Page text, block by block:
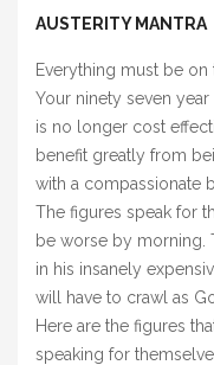
AUSTERITY MANTRA
Everything must be on
Your ninety seven
is no longer cost
benefit greatly from
with a compassionate
The figures speak for
be worse by morning.
in his insanely
will have to crawl as
Here are the figures
speaking for